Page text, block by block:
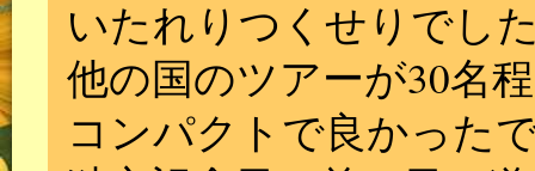
いたれりつくせりでし
他の国のツアーが30名
コンパクトで良かった